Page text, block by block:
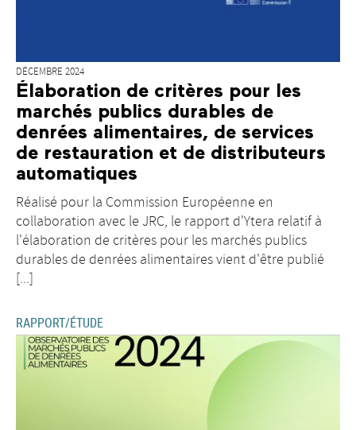
DÉCEMBRE 2024
Élaboration de critères pour les
marchés publics durables de
denrées alimentaires, de services
de restauration et de distributeurs
automatiques
Réalisé pour la Commission Européenne en
collaboration avec le JRC, le rapport d'Ytera relatif à
l'élaboration de critères pour les marchés publics
durables de denrées alimentaires vient d'être publié
[...]
RAPPORT/ÉTUDE